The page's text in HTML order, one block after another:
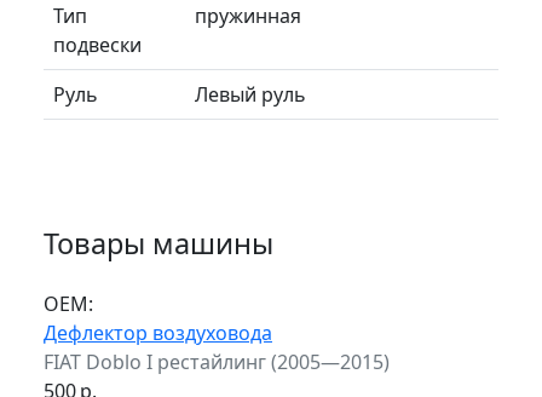
Тип
подвески
пружинная
Руль Левый руль
Товары машины
ОЕМ:
Дефлектор воздуховода
FIAT Doblo I рестайлинг (2005—2015)
500р.